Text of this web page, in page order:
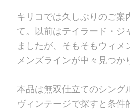
キリコでは久しぶりのご案
て。以前はテイラード・ジ
ましたが、そもそもウィメ
メンズラインが中々見つか
本品は無双仕立てのシング
ヴィンテージで探すと条件